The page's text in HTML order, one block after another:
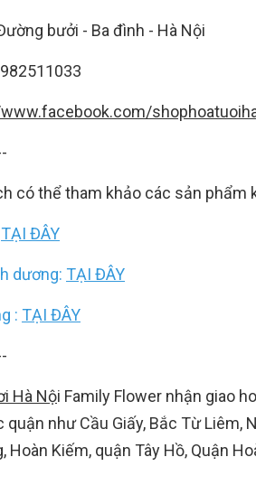
bưởi - Ba đình - Hà Nội
có thể tham khảo các sản phẩm
TẠI ĐÂY
dương: TẠI ĐÂY
: TẠI ĐÂY
Hà Nội Family Flower nhận giao
quận như Cầu Giấy, Bắc Từ Liêm,
Hoàn Kiếm, quận Tây Hồ, Quận